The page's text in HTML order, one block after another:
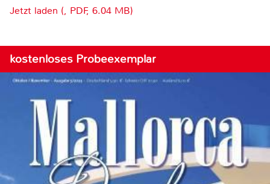
Jetzt laden (, PDF, 6.04 MB)
kostenloses Probeexemplar